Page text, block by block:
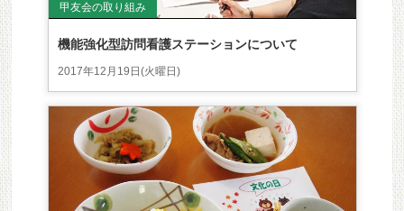
甲友会の取り組み
機能強化型訪問看護ステーションについて
2017年12月19日(火曜日)